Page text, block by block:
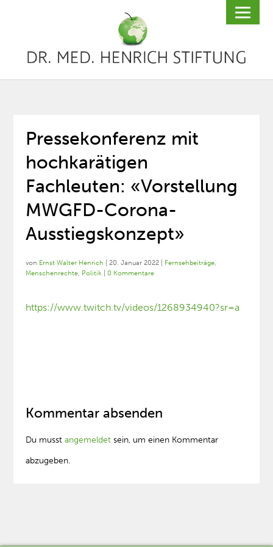
Pressekonferenz mit
hochkarätigen
Fachleuten: «Vorstellung
MWGFD-Corona-
Ausstiegskonzept»
von Ernst Walter Henrich |20. Januar 2022 Fernsehbeiträge,
Menschenrechte, Politik |0 Kommentare
https://www.twitch.tv/videos/1268934940?sr=a
Kommentar absenden
Du musstangemeldet sein, um einen Kommentar
abzugeben.